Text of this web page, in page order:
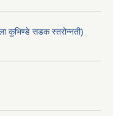
कुभिण्डे सडक स्तरोन्नती)